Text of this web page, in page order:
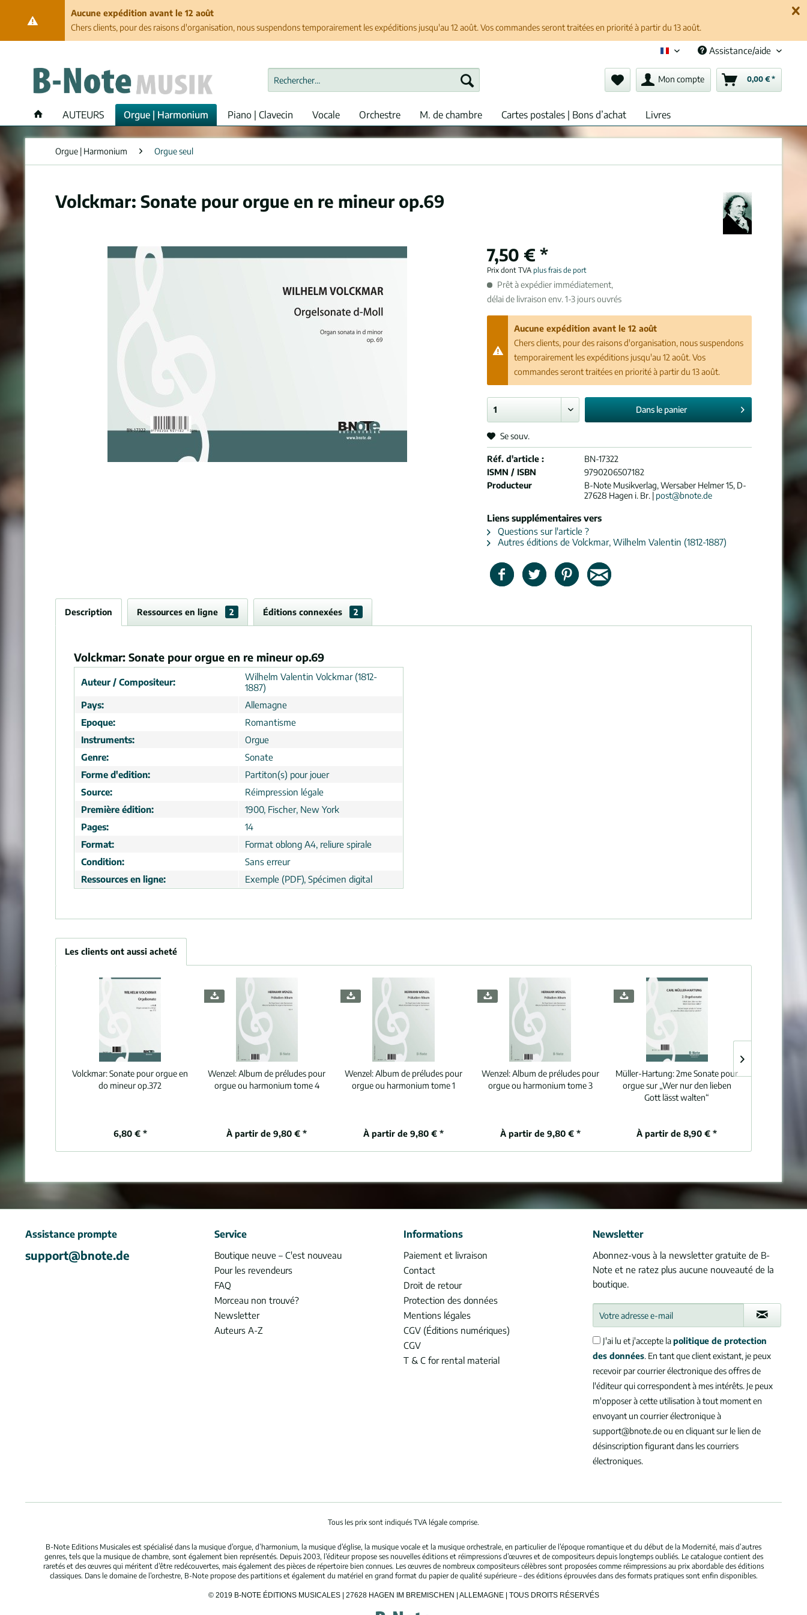
Aucune expédition avant le 12 août
Chers clients, pour des raisons d'organisation, nous suspendons temporairement les expéditions jusqu'au 12 août. Vos commandes seront traitées en priorité à partir du 13 août.
Français (fr)Assistance/aide
Mon compte 0,00 € *
AUTEURS Orgue | Harmonium Piano | Clavecin Vocale Orchestre M. de chambre Cartes postales | Bons d’achat Livres
Orgue | Harmonium Orgue seul
Volckmar: Sonate pour orgue en re mineur op.69
7,50 € *
Prix dont TVAplus frais de port
Prêt à expédier immédiatement,
délai de livraison env. 1-3 jours ouvrés
Aucune expédition avant le 12 août
Chers clients, pour des raisons d'organisation, nous suspendons
temporairement les expéditions jusqu'au 12 août. Vos
commandes seront traitées en priorité à partir du 13 août.
Dans le panier
Se souv.
Réf. d'article :
BN-17322
ISMN / ISBN
9790206507182
Producteur
B-Note Musikverlag, Wersaber Helmer 15, D-
27628 Hagen i. Br. | post@bnote.de
Liens supplémentaires vers
Questions sur l'article ?
Autres éditions de Volckmar, Wilhelm Valentin (1812-1887)
Description Ressources en ligne 2 Éditions connexées 2
Volckmar: Sonate pour orgue en re mineur op.69
Auteur / Compositeur:
Wilhelm Valentin Volckmar (1812-
1887)
Pays:
Allemagne
Epoque:
Romantisme
Instruments:
Orgue
Genre:
Sonate
Forme d'edition:
Partiton(s) pour jouer
Source:
Réimpression légale
Première édition:
1900, Fischer, New York
Pages:
14
Format:
Format oblong A4, reliure spirale
Condition:
Sans erreur
Ressources en ligne:
Exemple (PDF), Spécimen digital
Les clients ont aussi acheté
Volckmar:Sonate pour orgue en
do mineur op.372
6,80 € *
Wenzel:Album de préludes pour
orgue ou harmonium tome 4
À partir de 9,80 € *
Wenzel:Album de préludes pour
orgue ou harmonium tome 1
À partir de 9,80 € *
Wenzel:Album de préludes pour
orgue ou harmonium tome 3
À partir de 9,80 € *
Müller-Hartung:2me Sonate pour
orgue sur „Wer nur den lieben
Gott lässt walten“
À partir de 8,90 € *
Assistance prompte
support@bnote.de
Service
Boutique neuve – C'est nouveau
Pour les revendeurs
FAQ
Morceau non trouvé?
Newsletter
Auteurs A-Z
Informations
Paiement et livraison
Contact
Droit de retour
Protection des données
Mentions légales
CGV (Éditions numériques)
CGV
T & C for rental material
Newsletter
Abonnez-vous à la newsletter gratuite de B-
Note et ne ratez plus aucune nouveauté de la
boutique.
J'ai lu et j'accepte lapolitique de protection
des données. En tant que client existant, je peux
recevoir par courrier électronique des offres de
l'éditeur qui correspondent à mes intérêts. Je peux
m'opposer à cette utilisation à tout moment en
envoyant un courrier électronique à
support@bnote.de ou en cliquant sur le lien de
désinscription figurant dans les courriers
électroniques.
Tous les prix sont indiqués TVA légale comprise.
B-Note Editions Musicales est spécialisé dans la musique d’orgue, d’harmonium, la musique d’église, la musique vocale et la musique orchestrale, en particulier de l’époque romantique et du début de la Modernité, mais d’autres
genres, tels que la musique de chambre, sont également bien représentés. Depuis 2003, l’éditeur propose ses nouvelles éditions et réimpressions d’œuvres et de compositeurs depuis longtemps oubliés. Le catalogue contient des
raretés et des œuvres qui méritent d’être redécouvertes, mais également des pièces de répertoire bien connues. Les œuvres de nombreux compositeurs célèbres sont proposées comme réimpressions au prix abordable des éditions
classiques. Dans le domaine de l’orchestre, B-Note propose des partitions et également du matériel en grand format du papier de qualité supérieure – des éditions éprouvées dans des formats pratiques sont enfin disponibles.
© 2019 B-NOTE ÉDITIONS MUSICALES | 27628 HAGEN IM BREMISCHEN | ALLEMAGNE | TOUS DROITS RÉSERVÉS